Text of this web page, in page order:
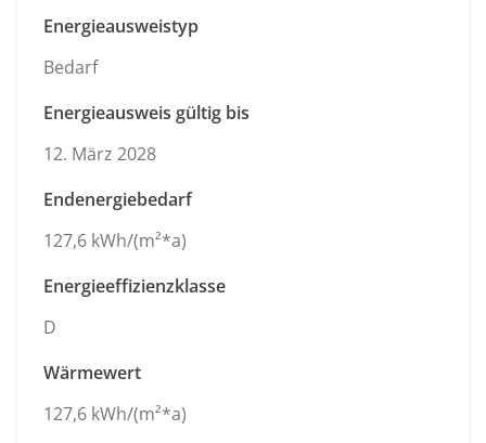
Energieausweistyp
Bedarf
Energieausweis gültig bis
12. März 2028
Endenergiebedarf
127,6 kWh/(m²*a)
Energieeffizienzklasse
D
Wärmewert
127,6 kWh/(m²*a)